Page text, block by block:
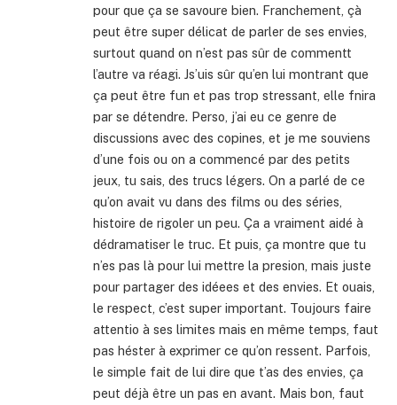
pour que ça se savoure bien. Franchement, çà
peut être super délicat de parler de ses envies,
surtout quand on n’est pas sûr de commentt
l’autre va réagi. Js’uis sûr qu’en lui montrant que
ça peut être fun et pas trop stressant, elle fnira
par se détendre. Perso, j’ai eu ce genre de
discussions avec des copines, et je me souviens
d’une fois ou on a commencé par des petits
jeux, tu sais, des trucs légers. On a parlé de ce
qu’on avait vu dans des films ou des séries,
histoire de rigoler un peu. Ça a vraiment aidé à
dédramatiser le truc. Et puis, ça montre que tu
n’es pas là pour lui mettre la presion, mais juste
pour partager des idéees et des envies. Et ouais,
le respect, c’est super important. Toujours faire
attentio à ses limites mais en même temps, faut
pas héster à exprimer ce qu’on ressent. Parfois,
le simple fait de lui dire que t’as des envies, ça
peut déjà être un pas en avant. Mais bon, faut